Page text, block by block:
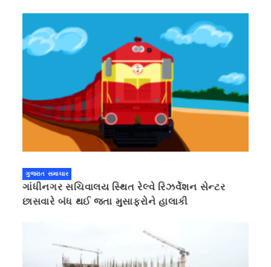
ગુજરાત સમાચાર
ગાંધીનગર સચિવાલય સ્થિત રેલ્વે રિઝર્વેશન સેન્ટર
છાસવારે બંધ થઈ જતા મુસાફરોને હાલાકી